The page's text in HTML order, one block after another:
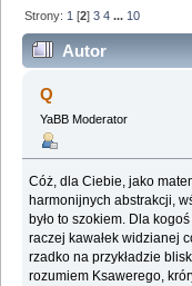
Strony: 1 [2]3 4 ... 10
Autor
Lemologiczna
571321 razy)
Q
YaBB Moderator
Cóż, dla Ciebie, jako
harmonijnych abstrakcji,
było to szokiem. Dla
raczej kawałek widzianej
rzadko na przykładzie
rozumiem Ksawerego,